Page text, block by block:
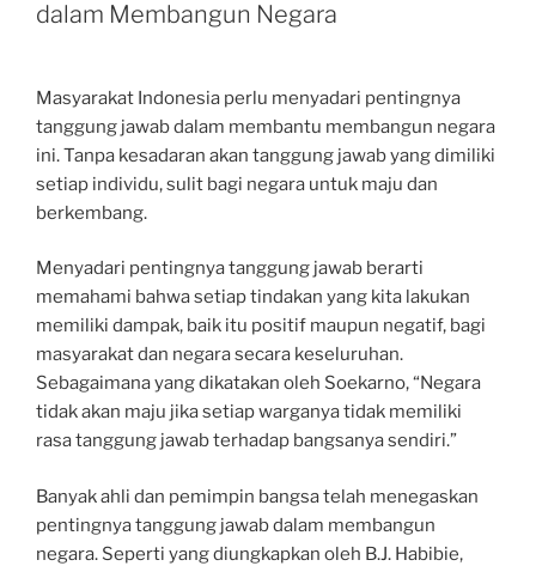
dalam Membangun Negara
Masyarakat Indonesia perlu menyadari pentingnya
tanggung jawab dalam membantu membangun negara
ini. Tanpa kesadaran akan tanggung jawab yang dimiliki
setiap individu, sulit bagi negara untuk maju dan
berkembang.
Menyadari pentingnya tanggung jawab berarti
memahami bahwa setiap tindakan yang kita lakukan
memiliki dampak, baik itu positif maupun negatif, bagi
masyarakat dan negara secara keseluruhan.
Sebagaimana yang dikatakan oleh Soekarno, “Negara
tidak akan maju jika setiap warganya tidak memiliki
rasa tanggung jawab terhadap bangsanya sendiri.”
Banyak ahli dan pemimpin bangsa telah menegaskan
pentingnya tanggung jawab dalam membangun
negara. Seperti yang diungkapkan oleh B.J. Habibie,